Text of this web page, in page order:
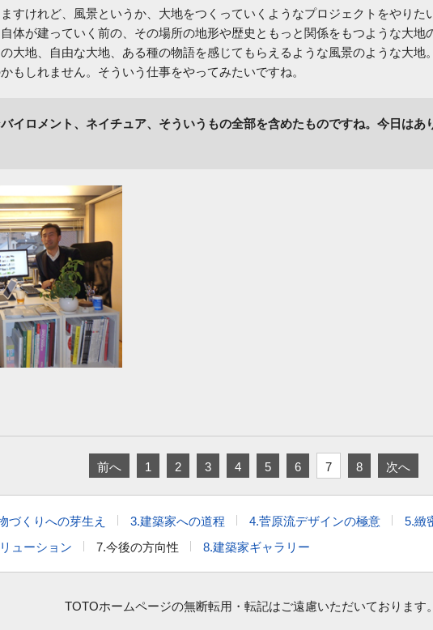
すけれど、風景というか、大地をつくっていくようなプロジェクトをやりた
体が建っていく前の、その場所の地形や歴史ともっと関係をもつような大地
大地、自由な大地、ある種の物語を感じてもらえるような風景のような大地
もしれません。そういう仕事をやってみたいですね。
イロメント、ネイチュア、そういうもの全部を含めたものですね。今日はあ
前へ 1 2 3 4 5 6 7 8 次へ
づくりへの芽生え 3.建築家への道程 4.菅原流デザインの極意
5.緻
ューション
7.今後の方向性 8.建築家ギャラリー
TOTOホームページの無断転用・転記はご遠慮いただいております